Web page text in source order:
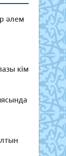
әлем
кім